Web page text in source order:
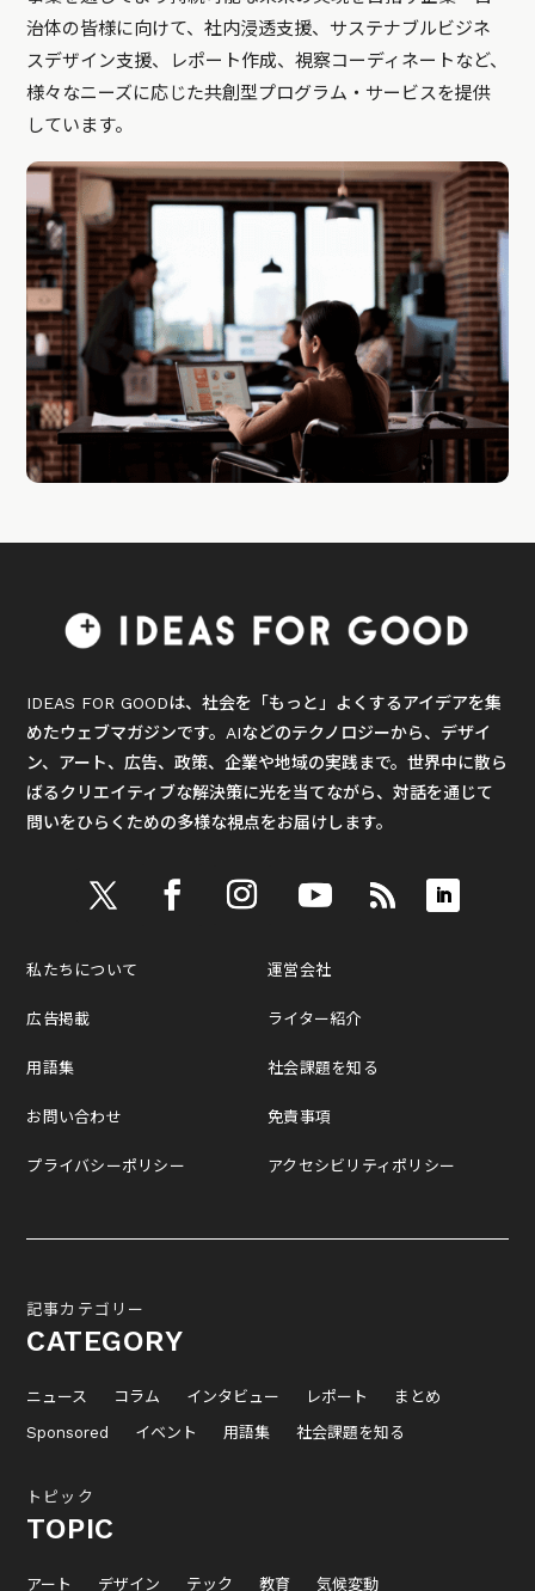
治体の皆様に向けて、社内浸透支援、サステナブルビジネ
スデザイン支援、レポート作成、視察コーディネートなど、
様々なニーズに応じた共創型プログラム・サービスを提供
しています。
IDEAS FOR GOODは、社会を「もっと」よくするアイデアを集
めたウェブマガジンです。AIなどのテクノロジーから、デザイ
ン、アート、広告、政策、企業や地域の実践まで。世界中に散ら
ばるクリエイティブな解決策に光を当てながら、対話を通じて
問いをひらくための多様な視点をお届けします。
私たちについて
広告掲載
用語集
お問い合わせ
プライバシーポリシー
運営会社
ライター紹介
社会課題を知る
免責事項
アクセシビリティポリシー
記事カテゴリー
CATEGORY
ニュース コラム インタビュー レポート
まとめ
Sponsored
イベント 用語集 社会課題を知る
トピック
TOPIC
アート デザイン テック 教育 気候変動